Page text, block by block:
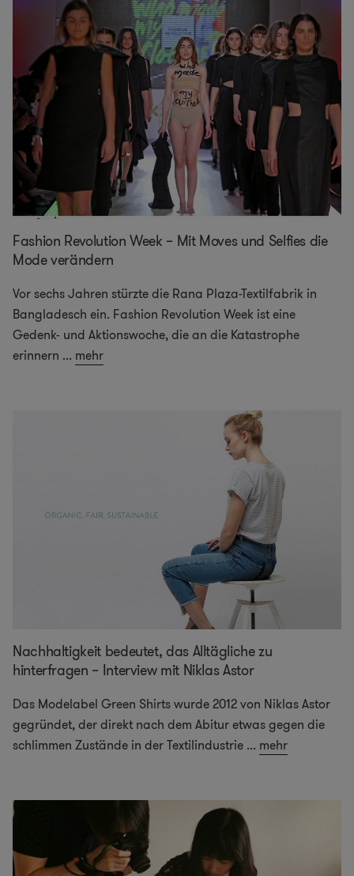
Fashion Revolution Week – Mit Moves und Selfies die
Mode verändern
Vor sechs Jahren stürzte die Rana Plaza-Textilfabrik in
Bangladesch ein. Fashion Revolution Week ist eine
Gedenk- und Aktionswoche, die an die Katastrophe
erinnern ... mehr
Nachhaltigkeit bedeutet, das Alltägliche zu
hinterfragen – Interview mit Niklas Astor
Das Modelabel Green Shirts wurde 2012 von Niklas Astor
gegründet, der direkt nach dem Abitur etwas gegen die
schlimmen Zustände in der Textilindustrie ... mehr